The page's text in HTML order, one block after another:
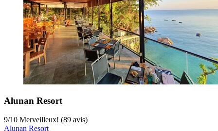
Alunan Resort
9/10 Merveilleux! (89 avis)
Alunan Resort